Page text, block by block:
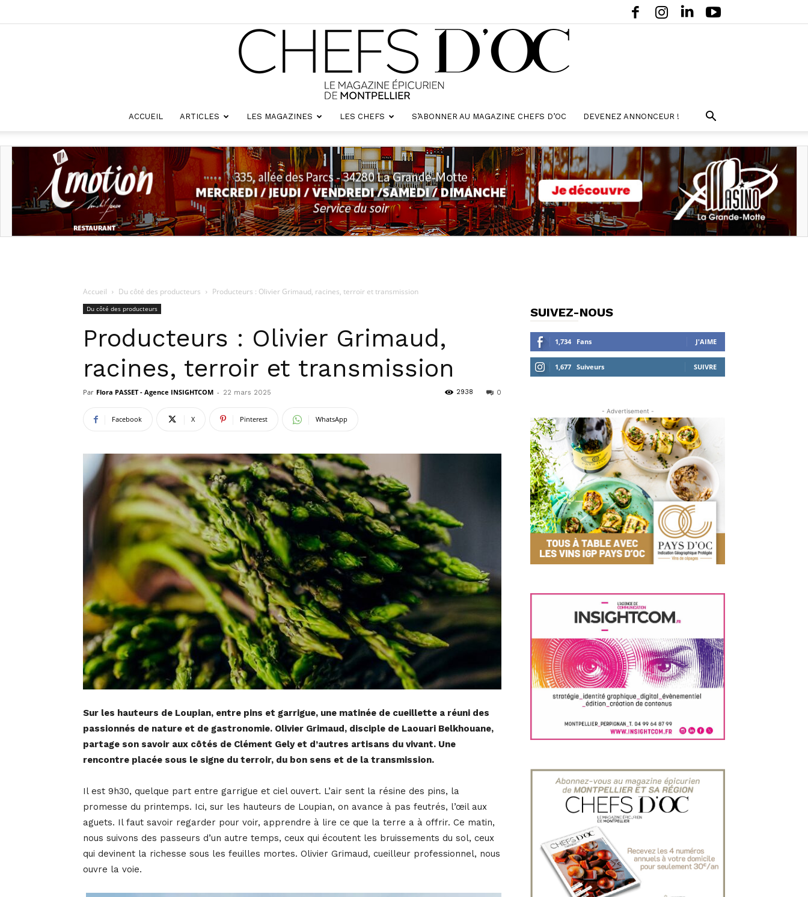
d'oc
ACCUEIL ARTICLES LES MAGAZINES LES CHEFS S’ABONNER AU MAGAZINE CHEFS D’OC DEVENEZ ANNONCEUR !
Accueil Du côté des producteurs Producteurs : Olivier Grimaud, racines, terroir et transmission
Du côté des producteurs
Producteurs : Olivier Grimaud,
racines, terroir et transmission
Par Flora PASSET - Agence INSIGHTCOM - 22 mars 2025 0
2938
Facebook X Pinterest WhatsApp
Sur les hauteurs de Loupian, entre pins et garrigue, une matinée de cueillette a réuni des
passionnés de nature et de gastronomie. Olivier Grimaud, disciple de Laouari Belkhouane,
partage son savoir aux côtés de Clément Gely et d’autres artisans du vivant. Une
rencontre placée sous le signe du terroir, du bon sens et de la transmission.
Il est 9h30, quelque part entre garrigue et ciel ouvert. L’air sent la résine des pins, la
promesse du printemps. Ici, sur les hauteurs de Loupian, on avance à pas feutrés, l’œil aux
aguets. Il faut savoir regarder pour voir, apprendre à lire ce que la terre a à offrir. Ce matin,
nous suivons des passeurs d’un autre temps, ceux qui écoutent les bruissements du sol, ceux
qui devinent la richesse sous les feuilles mortes. Olivier Grimaud, cueilleur professionnel, nous
ouvre la voie.
SUIVEZ-NOUS
1,734 Fans J'AIME
1,677 Suiveurs SUIVRE
- Advertisement -